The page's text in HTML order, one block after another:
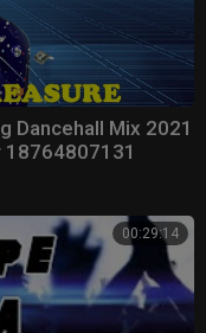
Dancehall Mix 2021
18764807131
00:29:14